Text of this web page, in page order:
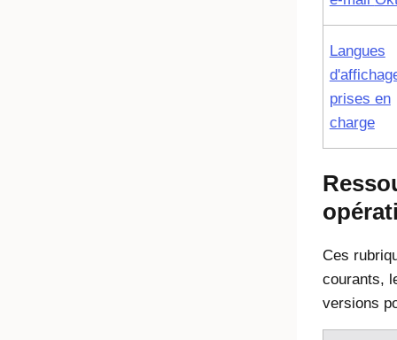
Langues
prises en
charge
Ces
courants,
versions